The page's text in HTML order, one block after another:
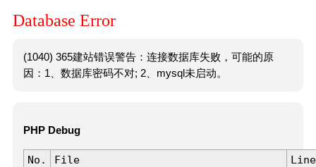
Database Error
(1040) 365建站错误警告：连接数据库失败，可能的原
因：1、数据库密码不对; 2、mysql未启动。
PHP Debug
No. File
Line